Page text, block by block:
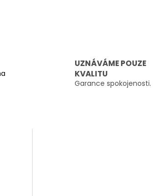
UZNÁVÁME POUZE
KVALITU
Garance spokojenosti.